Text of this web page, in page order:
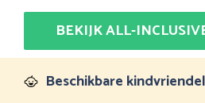
BEKIJK ALL-
Beschikbare